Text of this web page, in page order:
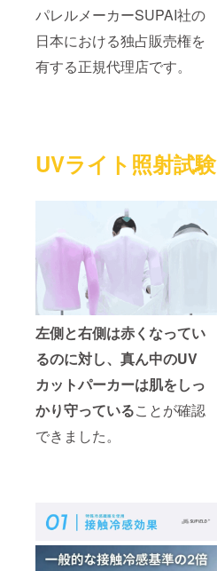
パレルメーカーSUPAI社の
日本における独占販売権を
有する正規代理店です。
UVライト照射試験
左側と右側は赤くなってい
るのに対し、真ん中のUV
カットパーカーは肌をしっ
かり守っていることが確認
できました。